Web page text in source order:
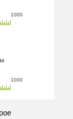
1000
1000